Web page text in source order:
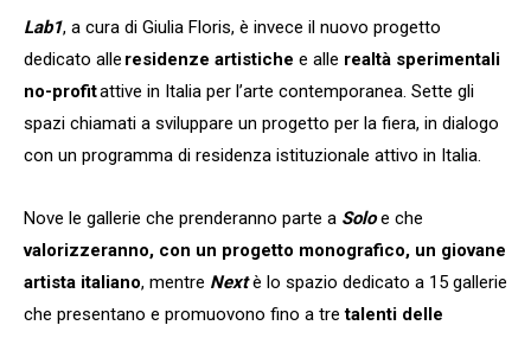
Lab1, a cura di Giulia Floris, è invece il nuovo progetto
dedicato alle residenze artistiche e alle realtà sperimentali
no-profitattive in Italia per l’arte contemporanea. Sette gli
spazi chiamati a sviluppare un progetto per la fiera, in dialogo
con un programma di residenza istituzionale attivo in Italia.
Nove le gallerie che prenderanno parte a Soloe che
valorizzeranno, con un progetto monografico, un giovane
artista italiano, mentre Nextè lo spazio dedicato a 15 gallerie
che presentano e promuovono fino a tretalenti delle